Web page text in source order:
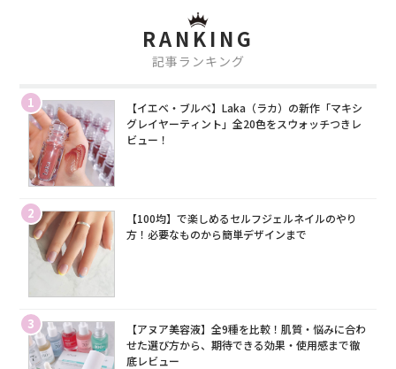
RANKING
記事ランキング
1
【イエベ・ブルベ】Laka（ラカ）の新作「マキシ
グレイヤーティント」全20色をスウォッチつきレ
ビュー！
2
【100均】で楽しめるセルフジェルネイルのやり
方！必要なものから簡単デザインまで
3
【アヌア美容液】全9種を比較！肌質・悩みに合わ
せた選び方から、期待できる効果・使用感まで徹
底レビュー